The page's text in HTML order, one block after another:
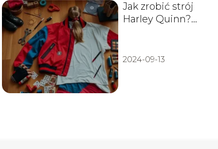
Jak zrobić strój
Harley Quinn?
2024-09-13